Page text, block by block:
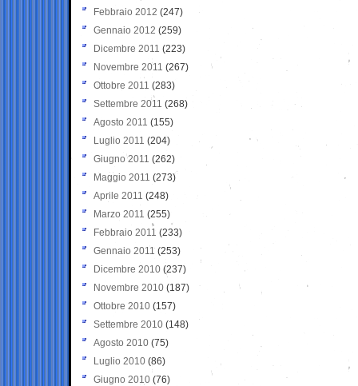
Febbraio 2012 (247)
Gennaio 2012 (259)
Dicembre 2011 (223)
Novembre 2011 (267)
Ottobre 2011 (283)
Settembre 2011 (268)
Agosto 2011 (155)
Luglio 2011 (204)
Giugno 2011 (262)
Maggio 2011 (273)
Aprile 2011 (248)
Marzo 2011 (255)
Febbraio 2011 (233)
Gennaio 2011 (253)
Dicembre 2010 (237)
Novembre 2010 (187)
Ottobre 2010 (157)
Settembre 2010 (148)
Agosto 2010 (75)
Luglio 2010 (86)
Giugno 2010 (76)